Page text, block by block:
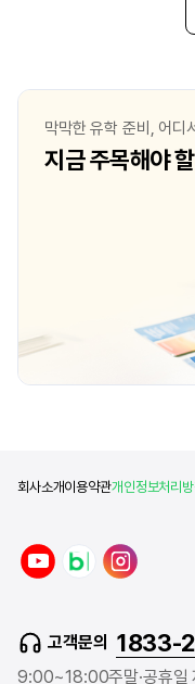
막막한 유학 준비, 어디
지금 주목해야
회사소개이용약관개인정보처리
u
n
a
r
a
고객문의 1833-
9:00~18:00주말·공휴일